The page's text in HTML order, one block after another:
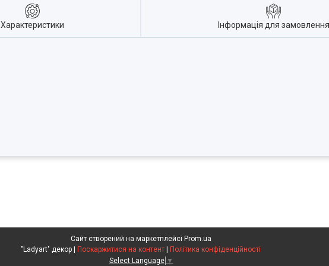
Характеристики Інформація для замовлення
Сайт створений на маркетплейсі Prom.ua
Поскаржитися на контент
Політика конфіденційності
Select Language ▼